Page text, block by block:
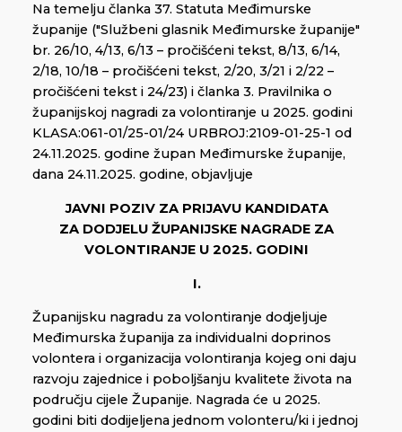
Na temelju članka 37. Statuta Međimurske
županije ("Službeni glasnik Međimurske županije"
br. 26/10, 4/13, 6/13 – pročišćeni tekst, 8/13, 6/14,
2/18, 10/18 – pročišćeni tekst, 2/20, 3/21 i 2/22 –
pročišćeni tekst i 24/23) i članka 3. Pravilnika o
županijskoj nagradi za volontiranje u 2025. godini
KLASA:061-01/25-01/24 URBROJ:2109-01-25-1 od
24.11.2025. godine župan Međimurske županije,
dana 24.11.2025. godine, objavljuje
JAVNI POZIV ZA PRIJAVU KANDIDATA
ZA DODJELU ŽUPANIJSKE NAGRADE ZA
VOLONTIRANJE U 2025. GODINI
I.
Županijsku nagradu za volontiranje dodjeljuje
Međimurska županija za individualni doprinos
volontera i organizacija volontiranja kojeg oni daju
razvoju zajednice i poboljšanju kvalitete života na
području cijele Županije. Nagrada će u 2025.
godini biti dodijeljena jednom volonteru/ki i jednoj